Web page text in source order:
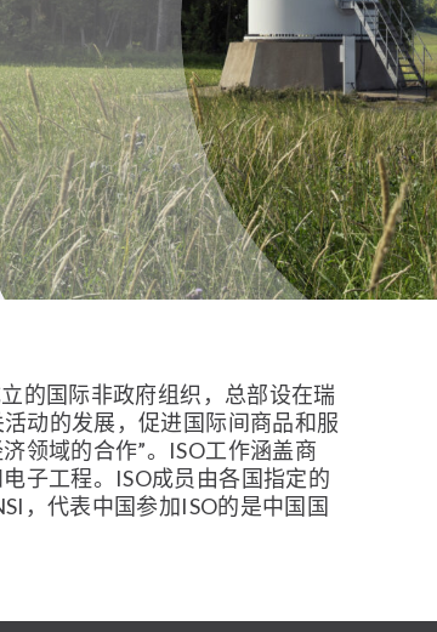
的国际非政府组织，总部设在瑞
动的发展，促进国际间商品和服
领域的合作”。ISO工作涵盖商
子工程。ISO成员由各国指定的
，代表中国参加ISO的是中国国